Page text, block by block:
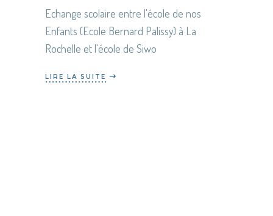
Echange scolaire entre l'école de nos
Enfants (Ecole Bernard Palissy) à La
Rochelle et l'école de Siwo
LIRE LA SUITE